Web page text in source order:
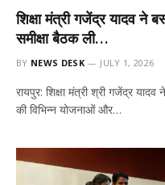
शिक्षा मंत्री गजेंद्र यादव ने
समीक्षा बैठक ली…
BY NEWS DESK JULY 1, 2026
रायपुर: शिक्षा मंत्री श्री गजेंद्र यादव
की विभिन्न योजनाओं और…